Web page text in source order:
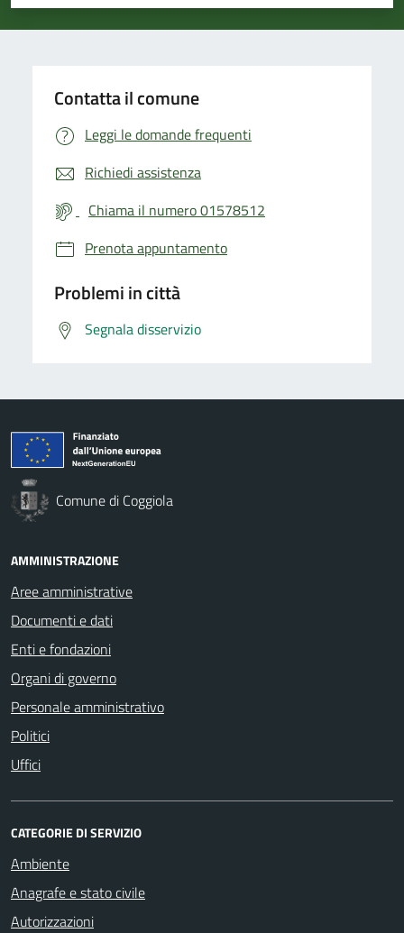
Contatta il comune
Leggi le domande frequenti
Richiedi assistenza
Chiama il numero 01578512
Prenota appuntamento
Problemi in città
Segnala disservizio
Comune di Coggiola
AMMINISTRAZIONE
Aree amministrative
Documenti e dati
Enti e fondazioni
Organi di governo
Personale amministrativo
Politici
Uffici
CATEGORIE DI SERVIZIO
Ambiente
Anagrafe e stato civile
Autorizzazioni